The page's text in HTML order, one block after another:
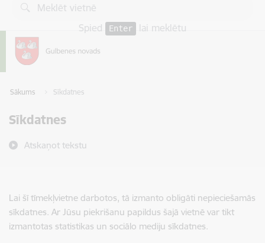
Pāriet uz lapas saturu
Spied
Enter lai meklētu
Sākums Sīkdatnes
Sīkdatnes
Atskaņot tekstu
Lai šī tīmekļvietne darbotos, tā izmanto obligāti nepieciešamās
sīkdatnes. Ar Jūsu piekrišanu papildus šajā vietnē var tikt
izmantotas statistikas un sociālo mediju sīkdatnes.